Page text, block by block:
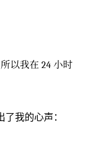
以我在 24 小时
了我的心声：